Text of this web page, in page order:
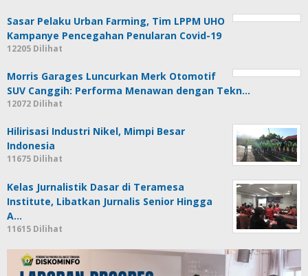
Sasar Pelaku Urban Farming, Tim LPPM UHO
Kampanye Pencegahan Penularan Covid-19
12205 Dilihat
Morris Garages Luncurkan Merk Otomotif
SUV Canggih: Performa Menawan dengan Tekn…
12072 Dilihat
Hilirisasi Industri Nikel, Mimpi Besar
Indonesia
11675 Dilihat
Kelas Jurnalistik Dasar di Teramesa
Institute, Libatkan Jurnalis Senior Hingga
A…
11615 Dilihat